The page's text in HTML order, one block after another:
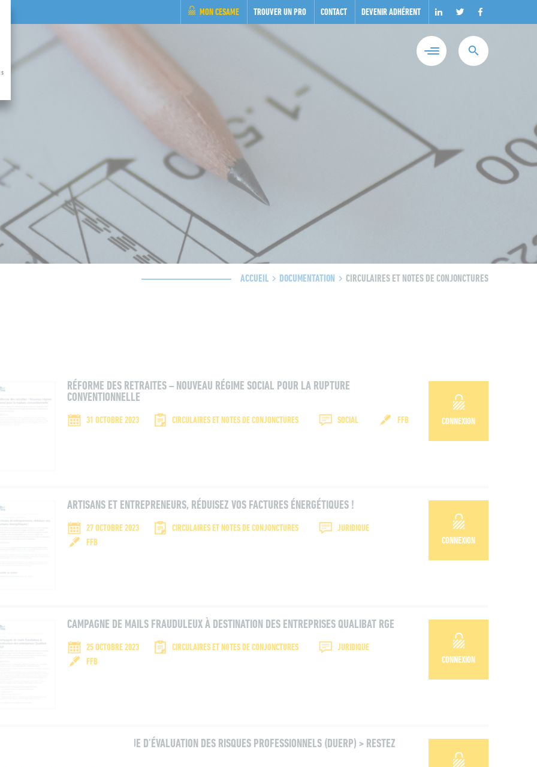
MON CESAME TROUVER UN PRO CONTACT DEVENIR ADHÉRENT
ACCUEIL DOCUMENTATION CIRCULAIRES ET NOTES DE CONJONCTURES
RÉFORME DES RETRAITES – NOUVEAU RÉGIME SOCIAL POUR LA RUPTURE
CONVENTIONNELLE
31 OCTOBRE 2023 CIRCULAIRES ET NOTES DE CONJONCTURES SOCIAL FFB CONNEXION
ARTISANS ET ENTREPRENEURS, RÉDUISEZ VOS FACTURES ÉNERGÉTIQUES !
27 OCTOBRE 2023 CIRCULAIRES ET NOTES DE CONJONCTURES
JURIDIQUE
FFB
CONNEXION
CAMPAGNE DE MAILS FRAUDULEUX À DESTINATION DES ENTREPRISES QUALIBAT RGE
25 OCTOBRE 2023 CIRCULAIRES ET NOTES DE CONJONCTURES
JURIDIQUE
FFB
CONNEXION
DOCUMENT UNIQUE D’ÉVALUATION DES RISQUES PROFESSIONNELS (DUERP) > RESTEZ